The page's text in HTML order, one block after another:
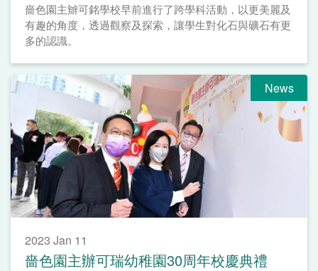
嗇色園主辧可銘學校早前進行了跨學科活動，以更美麗及
有趣的角度，透過觀察及探索，讓學生對化石與礦石有更
多的認識。
News
2023 Jan 11
嗇色園主辦可瑞幼稚園30周年校慶典禮